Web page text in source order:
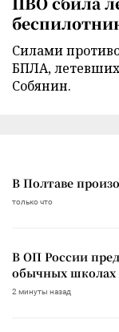
Силами
БПЛА,
Собянин.
В Полтаве
только что
В ОП России
обычных школах
2 минуты назад